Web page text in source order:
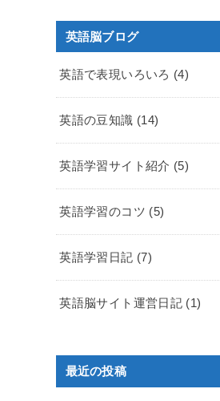
英語脳ブログ
英語で表現いろいろ (4)
英語の豆知識 (14)
英語学習サイト紹介 (5)
英語学習のコツ (5)
英語学習日記 (7)
英語脳サイト運営日記 (1)
最近の投稿